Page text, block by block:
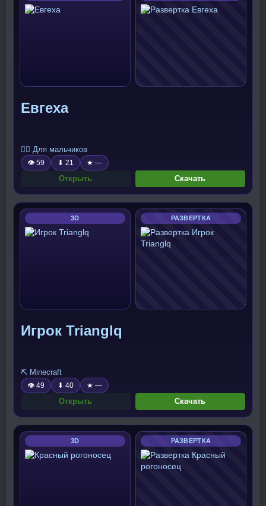
Евгеха
🧍‍♂️ Для мальчиков
👁 59 ⬇ 21 ★ —
Открыть Скачать
3D РАЗВЕРТКА
Игрок Trianglq
⛏️ Minecraft
👁 49 ⬇ 40 ★ —
Открыть Скачать
3D РАЗВЕРТКА